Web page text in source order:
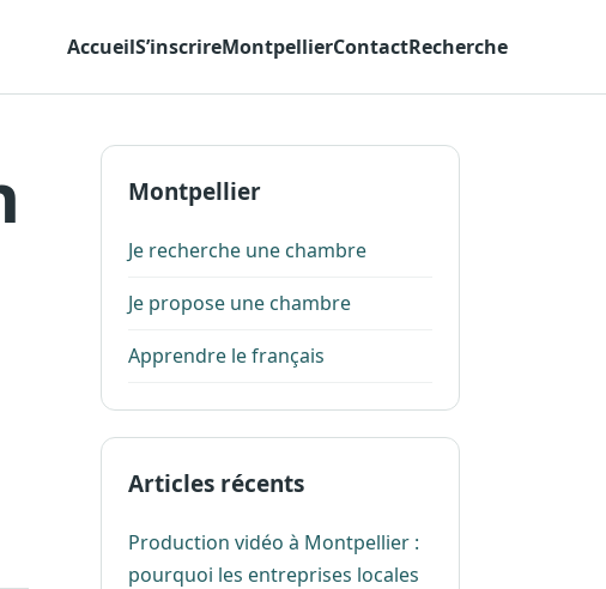
AccueilS’inscrireMontpellierContactRecherche
Montpellier
Je recherche une chambre
Je propose une chambre
Apprendre le français
Articles récents
Production vidéo à Montpellier :
pourquoi les entreprises locales